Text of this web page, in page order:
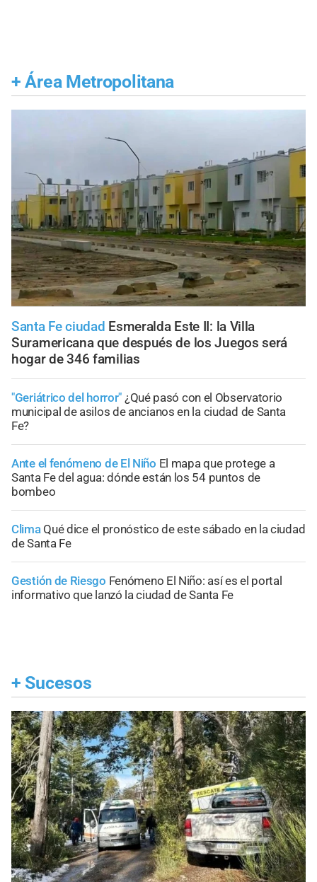
+ Área Metropolitana
Santa Fe ciudad Esmeralda Este II: la Villa
Suramericana que después de los Juegos será
hogar de 346 familias
"Geriátrico del horror" ¿Qué pasó con el Observatorio
municipal de asilos de ancianos en la ciudad de Santa
Fe?
Ante el fenómeno de El Niño El mapa que protege a
Santa Fe del agua: dónde están los 54 puntos de
bombeo
Clima Qué dice el pronóstico de este sábado en la ciudad
de Santa Fe
Gestión de Riesgo Fenómeno El Niño: así es el portal
informativo que lanzó la ciudad de Santa Fe
+ Sucesos